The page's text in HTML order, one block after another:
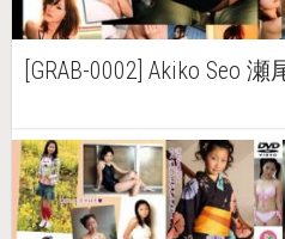
[GRAB-0002] Akiko Seo 瀬